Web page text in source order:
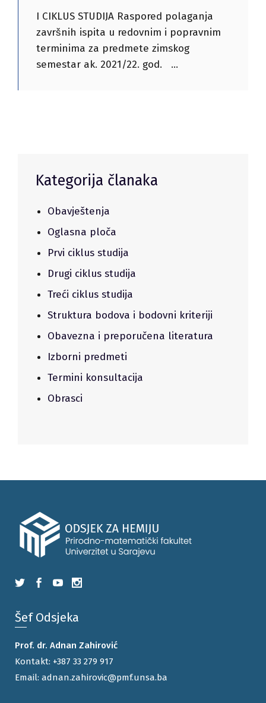
I CIKLUS STUDIJA Raspored polaganja
završnih ispita u redovnim i popravnim
terminima za predmete zimskog
semestar ak. 2021/22. god.
Kategorija članaka
Obavještenja
Oglasna ploča
Prvi ciklus studija
Drugi ciklus studija
Treći ciklus studija
Struktura bodova i bodovni kriteriji
Obavezna i preporučena literatura
Izborni predmeti
Termini konsultacija
Obrasci
Šef Odsjeka
Prof. dr. Adnan Zahirović
Kontakt: +387 33 279 917
Email: adnan.zahirovic@pmf.unsa.ba